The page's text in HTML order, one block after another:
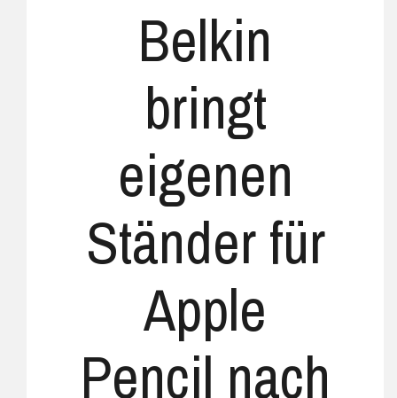
Belkin
bringt
eigenen
Ständer für
Apple
Pencil nach